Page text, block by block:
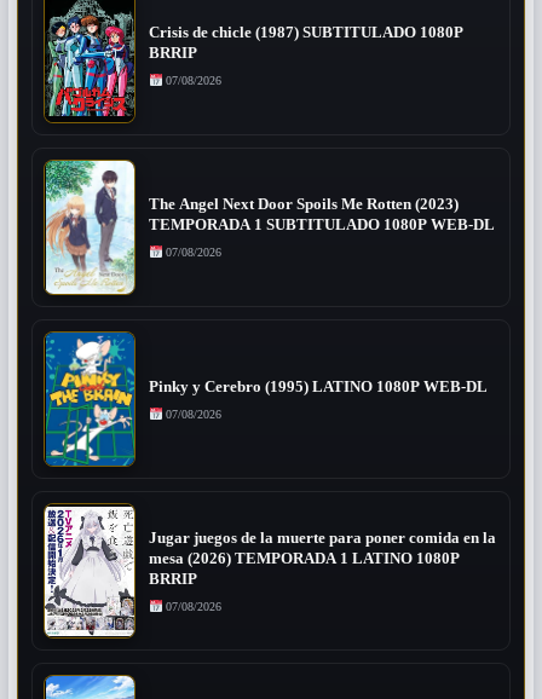
Crisis de chicle (1987) SUBTITULADO 1080P
BRRIP
07/08/2026
The Angel Next Door Spoils Me Rotten (2023)
TEMPORADA 1 SUBTITULADO 1080P WEB-DL
07/08/2026
Pinky y Cerebro (1995) LATINO 1080P WEB-DL
07/08/2026
Jugar juegos de la muerte para poner comida en la
mesa (2026) TEMPORADA 1 LATINO 1080P
BRRIP
07/08/2026